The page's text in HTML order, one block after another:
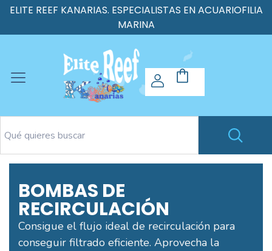
ELITE REEF KANARIAS. ESPECIALISTAS EN ACUARIOFILIA
MARINA
BOMBAS DE
RECIRCULACIÓN
Consigue el flujo ideal de recirculación para
conseguir filtrado eficiente. Aprovecha la